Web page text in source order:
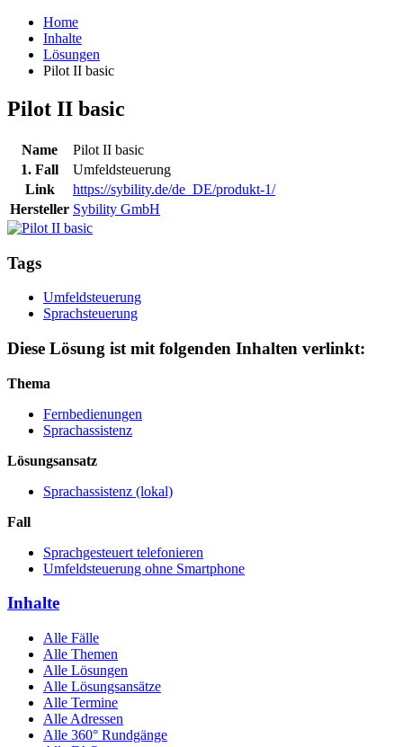
Home
Inhalte
Lösungen
Pilot II basic
Pilot II basic
Name
Pilot II basic
1. Fall
Umfeldsteuerung
Link
https://sybility.de/de_DE/produkt-1/
Hersteller Sybility GmbH
Tags
Umfeldsteuerung
Sprachsteuerung
Diese Lösung ist mit folgenden Inhalten verlinkt:
Thema
Fernbedienungen
Sprachassistenz
Lösungsansatz
Sprachassistenz (lokal)
Fall
Sprachgesteuert telefonieren
Umfeldsteuerung ohne Smartphone
Inhalte
Alle Fälle
Alle Themen
Alle Lösungen
Alle Lösungsansätze
Alle Termine
Alle Adressen
Alle 360° Rundgänge